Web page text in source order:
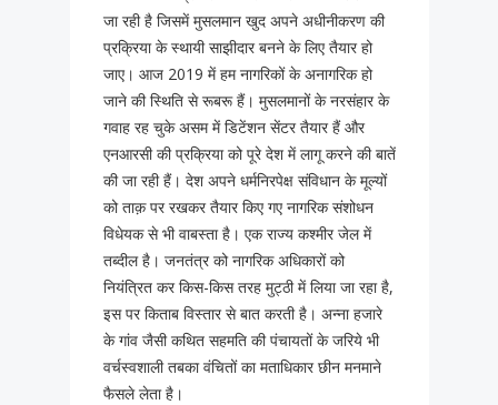
जा रही है जिसमें मुसलमान खुद अपने अधीनीकरण की
प्रक्रिया के स्थायी साझीदार बनने के लिए तैयार हो
जाए। आज 2019 में हम नागरिकों के अनागरिक हो
जाने की स्थिति से रूबरू हैं। मुसलमानों के नरसंहार के
गवाह रह चुके असम में डिटेंशन सेंटर तैयार हैं और
एनआरसी की प्रक्रिया को पूरे देश में लागू करने की बातें
की जा रही हैं। देश अपने धर्मनिरपेक्ष संविधान के मूल्यों
को ताक़ पर रखकर तैयार किए गए नागरिक संशोधन
विधेयक से भी वाबस्ता है। एक राज्य कश्मीर जेल में
तब्दील है। जनतंत्र को नागरिक अधिकारों को
नियंत्रित कर किस-किस तरह मुट्ठी में लिया जा रहा है,
इस पर किताब विस्तार से बात करती है। अन्ना हजारे
के गांव जैसी कथित सहमति की पंचायतों के जरिये भी
वर्चस्वशाली तबका वंचितों का मताधिकार छीन मनमाने
फैसले लेता है।